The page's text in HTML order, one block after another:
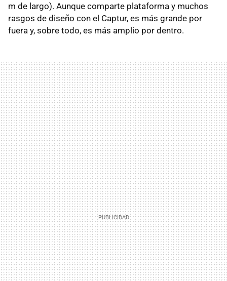
m de largo). Aunque comparte plataforma y muchos
rasgos de diseño con el Captur, es más grande por
fuera y, sobre todo, es más amplio por dentro.